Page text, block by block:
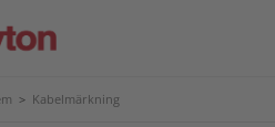
> Kabelmärkning